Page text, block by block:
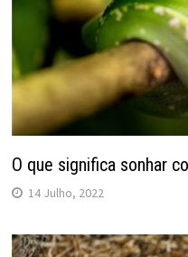
O que significa sonhar
14 Julho, 2022